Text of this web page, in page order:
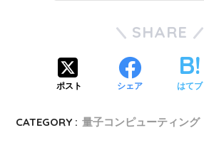
SHARE
ポスト シェア はてブ
CATEGORY : 量子コンピューティング